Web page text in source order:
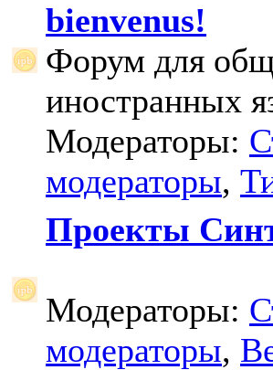
bienvenus!
Форум для
иностранных
Модераторы:
модераторы,
Проекты
Модераторы:
модераторы,